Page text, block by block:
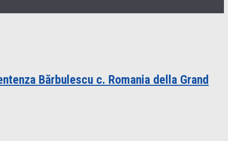
Bărbulescu c. Romania della Grand